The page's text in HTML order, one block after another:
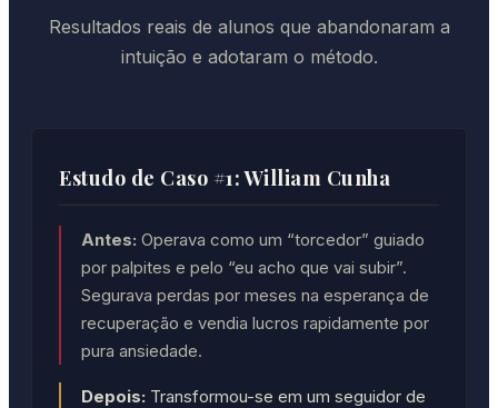
Resultados reais de alunos que abandonaram a
intuição e adotaram o método.
Estudo de Caso #1: William Cunha
Antes: Operava como um “torcedor” guiado
por palpites e pelo “eu acho que vai subir”.
Segurava perdas por meses na esperança de
recuperação e vendia lucros rapidamente por
pura ansiedade.
Depois: Transformou-se em um seguidor de